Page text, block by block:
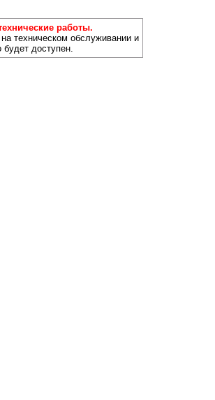
работы.
техническом обслуживании и
будет доступен.